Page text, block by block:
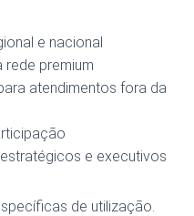
e nacional
premium
atendimentos fora da
e executivos
de utilização.